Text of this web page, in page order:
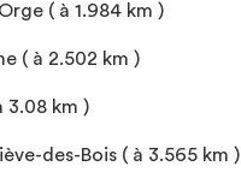
( à 1.984 km )
( à 2.502 km )
3.08 km )
des-Bois ( à 3.565 km )